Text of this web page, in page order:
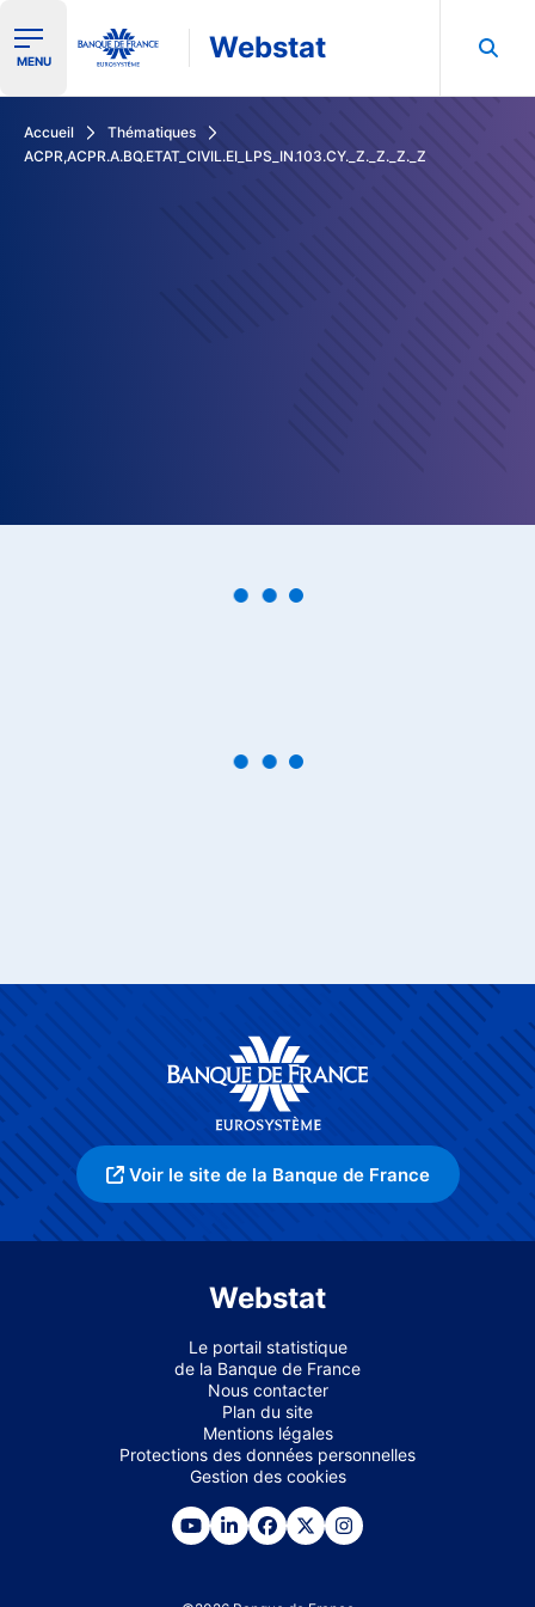
Ouvrir le menu de navigation
MENU Webstat
Accueil
Thématiques
ACPR,ACPR.A.BQ.ETAT_CIVIL.EI_LPS_IN.103.CY._Z._Z._Z._Z
Voir le site de la Banque de France
Webstat
Le portail statistique
de la Banque de France
Nous contacter
Plan du site
Mentions légales
Protections des données personnelles
Gestion des cookies